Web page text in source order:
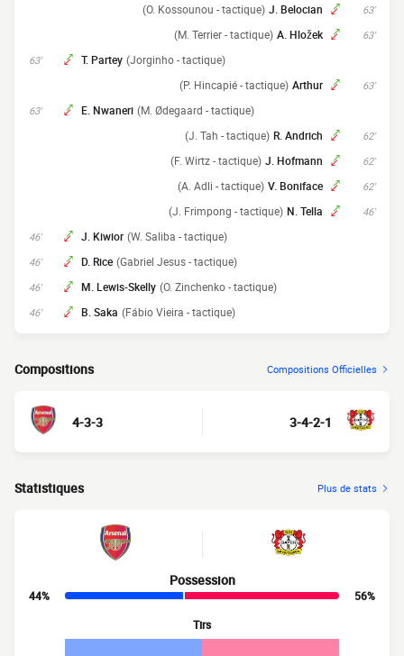
63'
J. Belocian
(O. Kossounou - tactique)
63'
A. Hložek
(M. Terrier - tactique)
63' T. Partey (Jorginho - tactique)
63'
Arthur
(P. Hincapié - tactique)
63' E. Nwaneri (M. Ødegaard - tactique)
62'
R. Andrich
(J. Tah - tactique)
62'
J. Hofmann
(F. Wirtz - tactique)
62'
V. Boniface
(A. Adli - tactique)
46'
N. Tella
(J. Frimpong - tactique)
46' J. Kiwior (W. Saliba - tactique)
46' D. Rice (Gabriel Jesus - tactique)
46' M. Lewis-Skelly (O. Zinchenko - tactique)
46' B. Saka (Fábio Vieira - tactique)
Compositions Compositions Officielles
4-3-3 3-4-2-1
Statistiques Plus de stats
Possession
44%
56%
Tirs